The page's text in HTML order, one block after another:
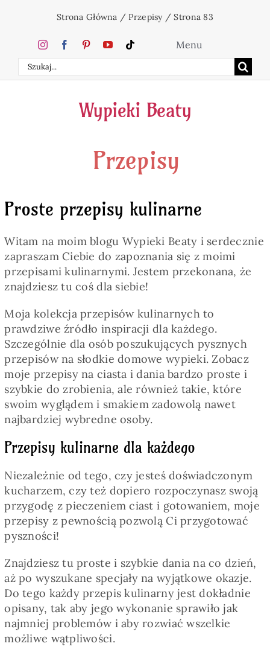
zawartości
Strona Główna /Przepisy/Strona 83
Szukaj
Menu
Home
Ciasta
Napoje
Pieczywo
Przetwory
Posiłki
Zdrowo i fit
SKLEP
Polski
Wypieki Beaty
Przepisy
Proste przepisy kulinarne
Witam na moim blogu Wypieki Beaty i serdecznie
zapraszam Ciebie do zapoznania się z moimi
przepisami kulinarnymi. Jestem przekonana, że
znajdziesz tu coś dla siebie!
Moja kolekcja przepisów kulinarnych to
prawdziwe źródło inspiracji dla każdego.
Szczególnie dla osób poszukujących pysznych
przepisów na słodkie domowe wypieki. Zobacz
moje przepisy na ciasta i dania bardzo proste i
szybkie do zrobienia, ale również takie, które
swoim wyglądem i smakiem zadowolą nawet
najbardziej wybredne osoby.
Przepisy kulinarne dla każdego
Niezależnie od tego, czy jesteś doświadczonym
kucharzem, czy też dopiero rozpoczynasz swoją
przygodę z pieczeniem ciast i gotowaniem, moje
przepisy z pewnością pozwolą Ci przygotować
pyszności!
Znajdziesz tu proste i szybkie dania na co dzień,
aż po wyszukane specjały na wyjątkowe okazje.
Do tego każdy przepis kulinarny jest dokładnie
opisany, tak aby jego wykonanie sprawiło jak
najmniej problemów i aby rozwiać wszelkie
możliwe wątpliwości.